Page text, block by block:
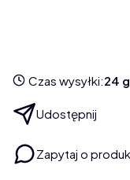
Czas wysyłki:24
Udostępnij
Zapytaj o